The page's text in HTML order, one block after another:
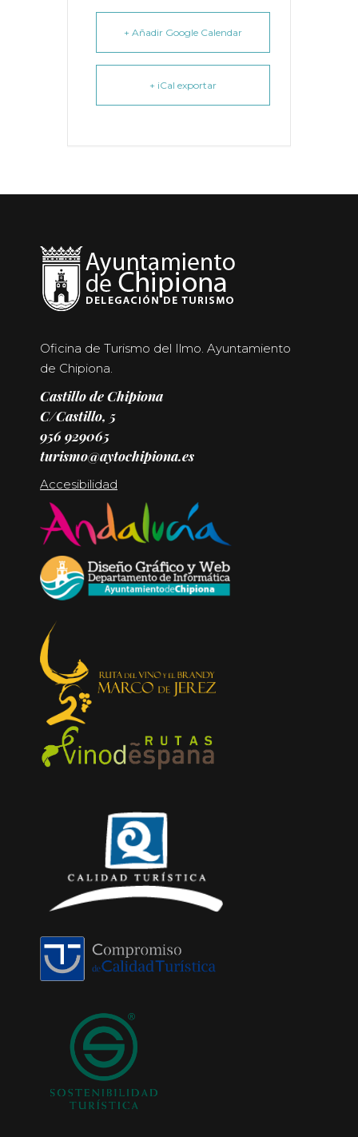
+ Añadir Google Calendar
+ iCal exportar
Oficina de Turismo del Ilmo. Ayuntamiento
de Chipiona.
Castillo de Chipiona
C/Castillo, 5
956 929065
turismo@aytochipiona.es
Accesibilidad